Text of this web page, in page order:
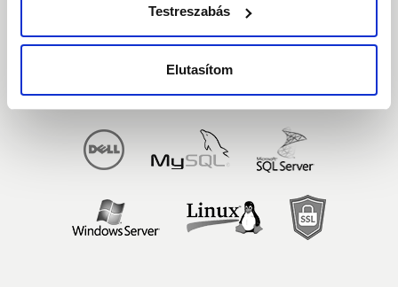
Testreszabás
Elutasítom